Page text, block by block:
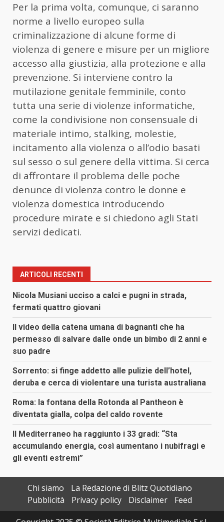
Per la prima volta, comunque, ci saranno
norme a livello europeo sulla
criminalizzazione di alcune forme di
violenza di genere e misure per un migliore
accesso alla giustizia, alla protezione e alla
prevenzione. Si interviene contro la
mutilazione genitale femminile, conto
tutta una serie di violenze informatiche,
come la condivisione non consensuale di
materiale intimo, stalking, molestie,
incitamento alla violenza o all’odio basati
sul sesso o sul genere della vittima. Si cerca
di affrontare il problema delle poche
denunce di violenza contro le donne e
violenza domestica introducendo
procedure mirate e si chiedono agli Stati
servizi dedicati.
ARTICOLI RECENTI
Nicola Musiani ucciso a calci e pugni in strada,
fermati quattro giovani
Il video della catena umana di bagnanti che ha
permesso di salvare dalle onde un bimbo di 2 anni e
suo padre
Sorrento: si finge addetto alle pulizie dell’hotel,
deruba e cerca di violentare una turista australiana
Roma: la fontana della Rotonda al Pantheon è
diventata gialla, colpa del caldo rovente
Il Mediterraneo ha raggiunto i 33 gradi: “Sta
accumulando energia, così aumentano i nubifragi e
gli eventi estremi”
Chi siamo
La Redazione di Blitz Quotidiano
Pubblicità
Privacy policy Disclaimer
Feed